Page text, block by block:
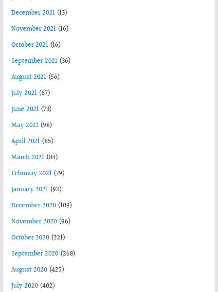
December 2021(13)
November 2021(16)
October 2021(16)
September 2021(36)
August 2021(56)
July 2021(67)
June 2021(73)
May 2021(98)
April 2021(85)
March 2021(84)
February 2021(79)
January 2021(92)
December 2020(109)
November 2020(96)
October 2020(221)
September 2020(268)
August 2020(425)
July 2020(402)